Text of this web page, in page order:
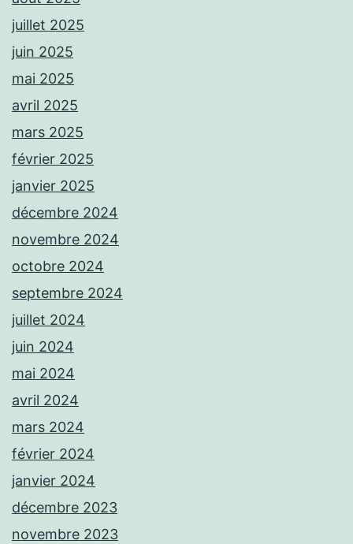
juillet 2025
juin 2025
mai 2025
avril 2025
mars 2025
février 2025
janvier 2025
décembre 2024
novembre 2024
octobre 2024
septembre 2024
juillet 2024
juin 2024
mai 2024
avril 2024
mars 2024
février 2024
janvier 2024
décembre 2023
novembre 2023